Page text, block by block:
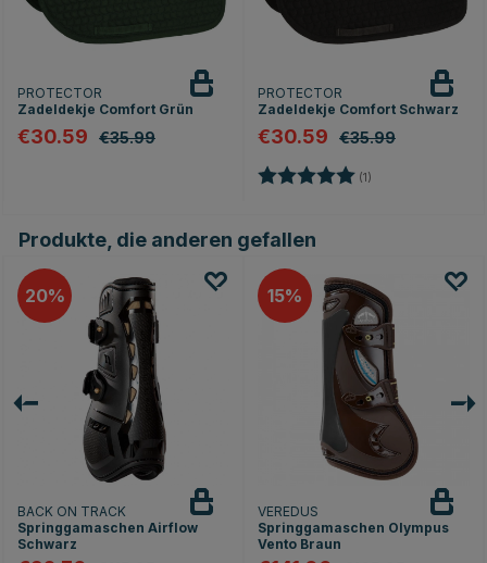
PROTECTOR
Zadeldekje Comfort Grün
€30.59 €35.99
PROTECTOR
Zadeldekje Comfort Schwarz
€30.59 €35.99
Bewertung: (1)
Produkte, die anderen gefallen
20
BACK ON TRACK
Springgamaschen Airflow
Schwarz
15
VEREDUS
Springgamaschen Olympus
Vento Braun